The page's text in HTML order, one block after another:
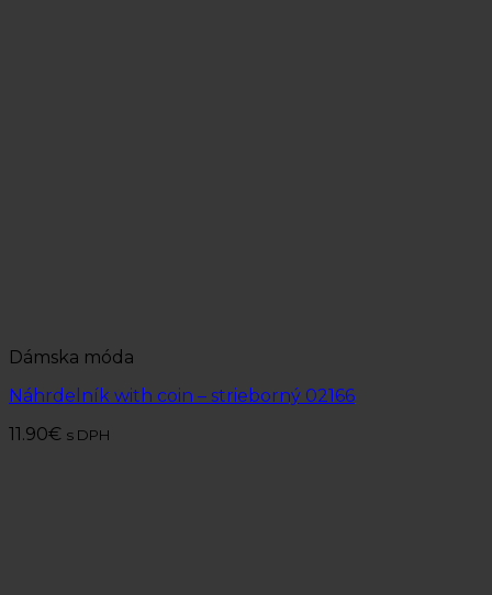
Dámska móda
Náhrdelník with coin – strieborný 02166
11.90€ s DPH